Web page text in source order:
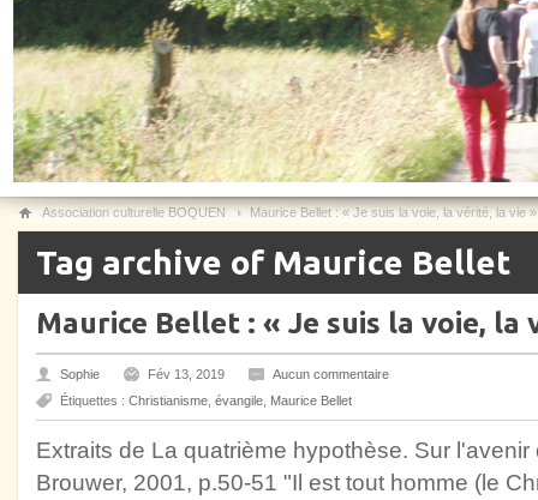
Association culturelle BOQUEN Maurice Bellet : « Je suis la voie, la vérité, la vie »
Tag archive of Maurice Bellet
Maurice Bellet : « Je suis la voie, la
Sophie Fév 13, 2019
Aucun commentaire
Étiquettes : Christianisme évangile Maurice Bellet
Extraits de La quatrième hypothèse. Sur
Brouwer, 2001, p.50-51 "Il est tout homme (le